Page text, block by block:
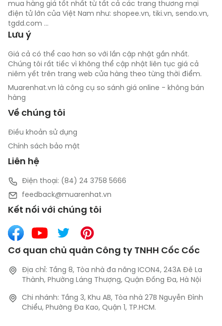
Bộ sản phẩm đầy đủ của máy làm sữa chua
Lưu ý: Hình ảnh sản phẩm chỉ có tính chất minh họa,
chi tiết sản phẩm, màu sắc có thể thay đổi tùy theo
sản phẩm thực tế.
mua hàng giá tốt nhất từ tất cả các trang thương mại
điện tử lớn của Việt Nam như: shopee.vn, tiki.vn, sendo.vn,
tgdd.com ...
Về chúng tôi
Điều khoản sử dụng
Chính sách bảo mật
Liên hệ
Điện thoại: (84) 24 3758 5666
feedback@muarenhat.vn
Kết nối với chúng tôi
Cơ quan chủ quản Công ty TNHH Cốc Cốc
Địa chỉ: Tầng 8, Tòa nhà đa năng ICON4, 243A Đê La
Thành, Phường Láng Thượng, Quận Đống Đa, Hà Nội
Chi nhánh: Tầng 3, Khu AB, Tòa nhà 27B Nguyễn Đình
Chiểu, Phường Đa Kao, Quận 1, TP.HCM.
Lưu ý
Giá cả có thể cao hơn so với lần cập nhật gần nhất.
Chúng tôi rất tiếc vì không thể cập nhật liên tục giá cả
niêm yết trên trang web cửa hàng theo từng thời điểm.
Muarenhat.vn là công cụ so sánh giá online - không bán
hàng